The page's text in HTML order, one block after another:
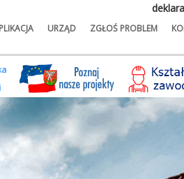
URZĄD ZGŁOŚ PROBLEM